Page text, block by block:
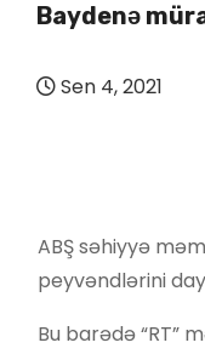
Baydenə
Sen 4, 2021
ABŞ səhiyyə
peyvəndlərini
Bu barədə “RT”